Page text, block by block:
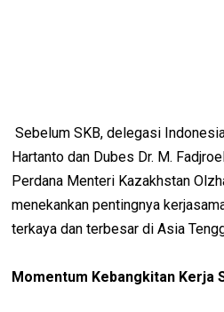
Sebelum SKB, delegasi
Hartanto dan Dubes Dr. M.
Perdana Menteri Kazakhstan
menekankan pentingnya
terkaya dan terbesar di Asia
Momentum Kebangkitan Kerja